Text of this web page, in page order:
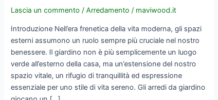
Lascia un commento /Arredamento / maviwood.it
Introduzione Nell’era frenetica della vita moderna, gli spazi
esterni assumono un ruolo sempre più cruciale nel nostro
benessere. Il giardino non è più semplicemente un luogo
verde all’esterno della casa, ma un’estensione del nostro
spazio vitale, un rifugio di tranquillità ed espressione
essenziale per uno stile di vita sereno. Gli arredi da giardino